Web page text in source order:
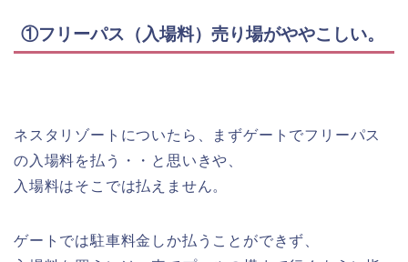
①フリーパス（入場料）売り場がややこしい。
ネスタリゾートについたら、まずゲートでフリーパス
の入場料を払う・・と思いきや、
入場料はそこでは払えません。
ゲートでは駐車料金しか払うことができず、